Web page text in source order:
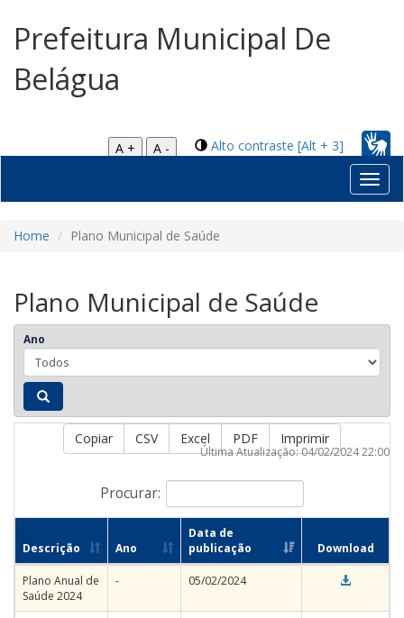
Prefeitura Municipal De
Belágua
Alto contraste [Alt + 3]
A +
A -
Home Plano Municipal de Saúde
Plano Municipal de Saúde
Ano
Copiar CSV Excel PDF Imprimir
Procurar:
Última Atualização: 04/02/2024 22:00
Descrição Ano
Data de
publicação
Download
Plano Anual de
Saúde 2024
- 05/02/2024